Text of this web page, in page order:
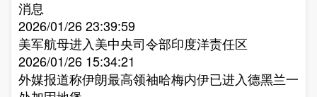
消息​
2026/01/26 23:39:59
美军航母进入美中央司令部印度洋责任区​
2026/01/26 15:34:21
外媒报道称伊朗最高领袖哈梅内伊已进入德黑兰一